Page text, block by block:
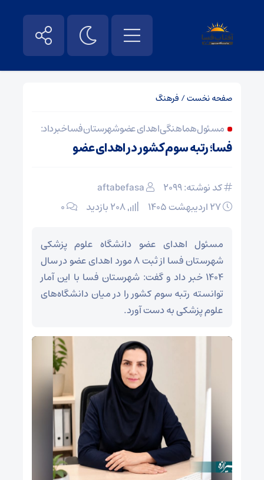
صفحه نخست/ فرهنگ
مسئول هماهنگی اهدای عضو شهرستان فسا خبر داد:
فسا؛ رتبه سوم کشور در اهدای عضو
کد نوشته: 2099
aftabefasa
۰
مسئول اهدای عضو دانشگاه علوم پزشکی
شهرستان فسا از ثبت ۸ مورد اهدای عضو در سال
۱۴۰۴ خبر داد و گفت: شهرستان فسا با این آمار
توانسته رتبه سوم کشور را در میان دانشگاه‌های
علوم پزشکی به دست آورد.